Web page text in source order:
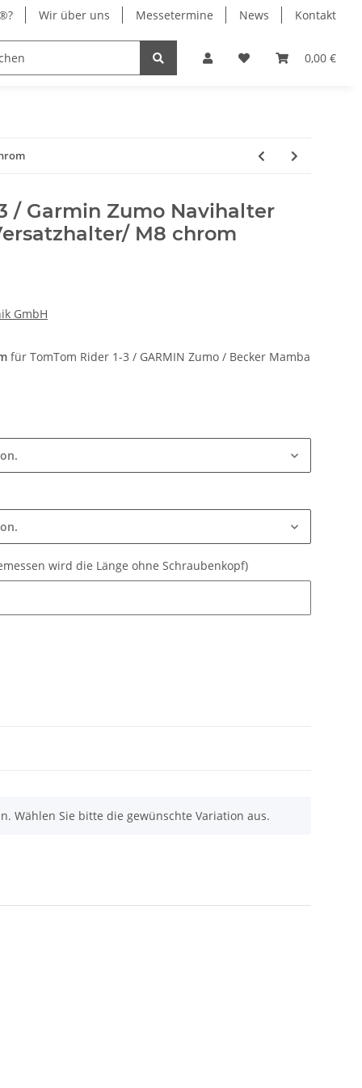
Wir über uns Messetermine News Kontakt
0,00 €
Stromversorgung
/ Garmin Zumo Navihalter
M8 chrom
GmbH
für TomTom Rider 1-3 / GARMIN Zumo / Becker Mamba
wird die Länge ohne Schraubenkopf)
Wählen Sie bitte die gewünschte Variation aus.